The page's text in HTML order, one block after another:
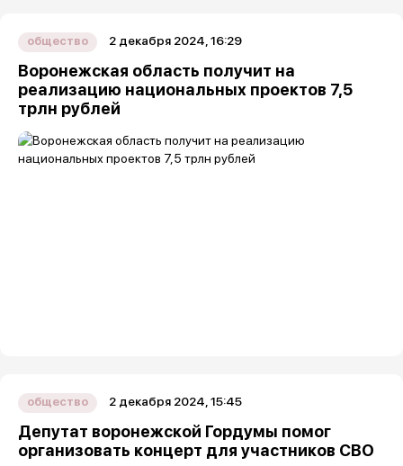
общество 2 декабря 2024, 16:29
Воронежская область получит на
реализацию национальных проектов 7,5
трлн рублей
общество 2 декабря 2024, 15:45
Депутат воронежской Гордумы помог
организовать концерт для участников СВО